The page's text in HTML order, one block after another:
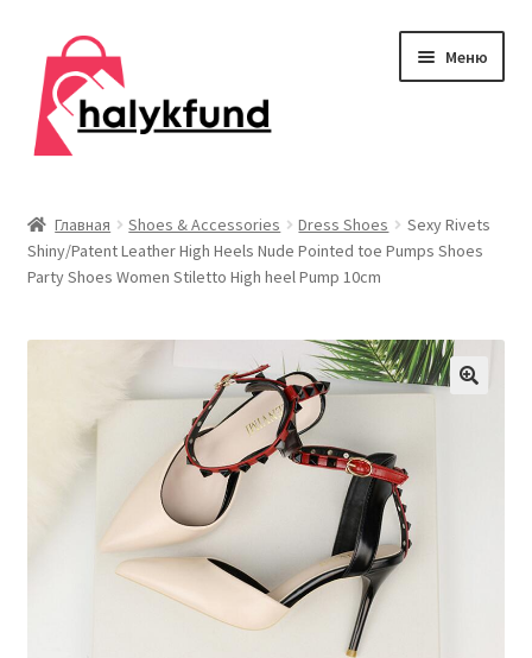
Перейти
навигации
Перейти
содержимому
Меню
меню
Главная
Публикации
Главная Shoes & Accessories Dress Shoes
Sexy Rivets
Shiny/Patent Leather High Heels Nude Pointed toe Pumps Shoes
Party Shoes Women Stiletto High heel Pump 10cm